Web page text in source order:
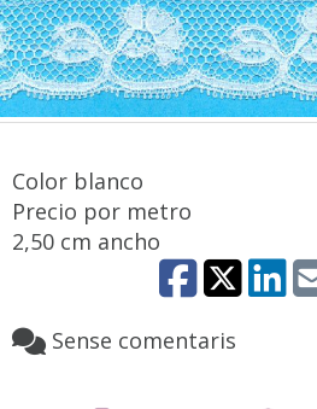
Color blanco
Precio por metro
2,50 cm ancho
Sense comentaris